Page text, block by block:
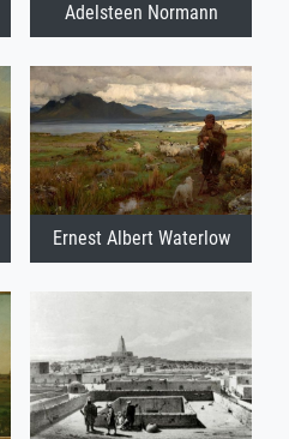
Adelsteen Normann
Ernest Albert Waterlow